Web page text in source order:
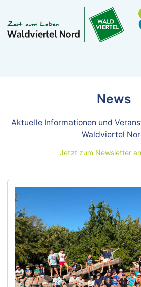
News
Aktuelle Informationen und
Waldviertel
Jetzt zum Newsletter